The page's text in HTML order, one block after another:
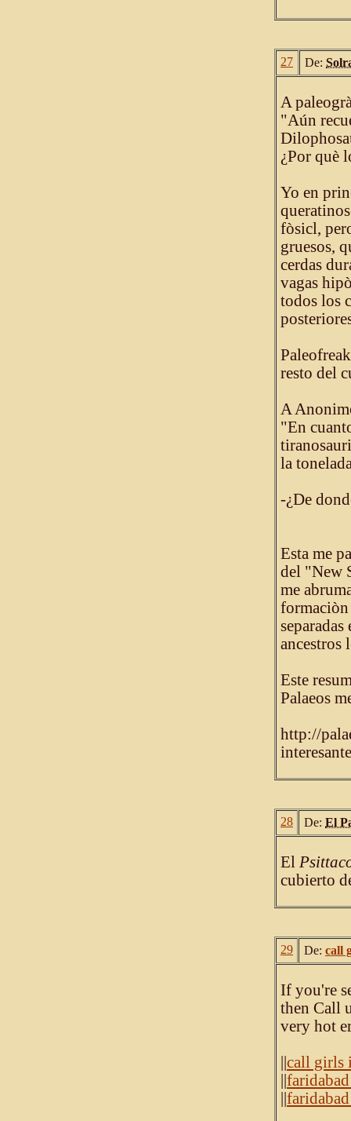
27 De:
A
"Aún
¿Por què
Yo en
fòsicl,
gruesos,
cerdas
vagas
todos los
resto del
A
"En
la
-¿De
Esta me
del "New
me
formaciòn
ancestros
Este
Palaeos
http://
28 De: El
El
cubierto
29 De: call
If you're
then Call
very hot
call girls